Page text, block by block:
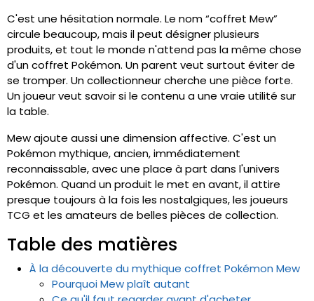
C'est une hésitation normale. Le nom “coffret Mew”
circule beaucoup, mais il peut désigner plusieurs
produits, et tout le monde n'attend pas la même chose
d'un coffret Pokémon. Un parent veut surtout éviter de
se tromper. Un collectionneur cherche une pièce forte.
Un joueur veut savoir si le contenu a une vraie utilité sur
la table.
Mew ajoute aussi une dimension affective. C'est un
Pokémon mythique, ancien, immédiatement
reconnaissable, avec une place à part dans l'univers
Pokémon. Quand un produit le met en avant, il attire
presque toujours à la fois les nostalgiques, les joueurs
TCG et les amateurs de belles pièces de collection.
Table des matières
À la découverte du mythique coffret Pokémon Mew
Pourquoi Mew plaît autant